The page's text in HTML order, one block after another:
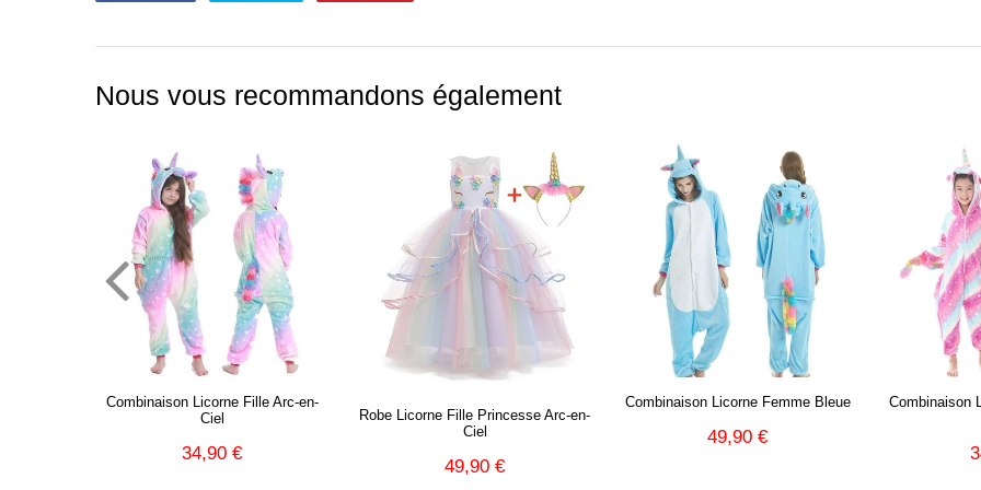
Nous vous recommandons également
Combinaison Licorne Fille Arc-en-
Ciel
Prix
34,90 €
Robe Licorne Fille Princesse Arc-en-
Ciel
Prix
49,90 €
Combinaison Licorne Femme Bleue
Prix
49,90 €
Combinaison